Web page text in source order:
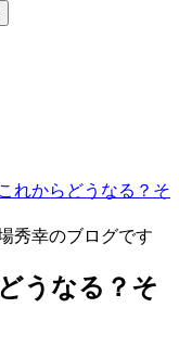
れからどうなる？そ
うなる？そ